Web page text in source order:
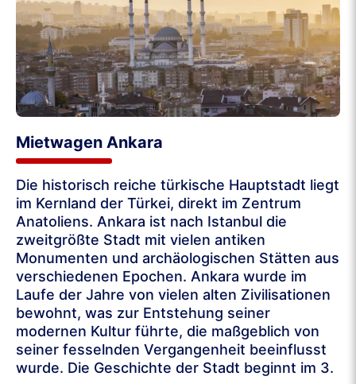
Mietwagen Ankara
Die historisch reiche türkische Hauptstadt liegt
im Kernland der Türkei, direkt im Zentrum
Anatoliens. Ankara ist nach Istanbul die
zweitgrößte Stadt mit vielen antiken
Monumenten und archäologischen Stätten aus
verschiedenen Epochen. Ankara wurde im
Laufe der Jahre von vielen alten Zivilisationen
bewohnt, was zur Entstehung seiner
modernen Kultur führte, die maßgeblich von
seiner fesselnden Vergangenheit beeinflusst
wurde. Die Geschichte der Stadt beginnt im 3.